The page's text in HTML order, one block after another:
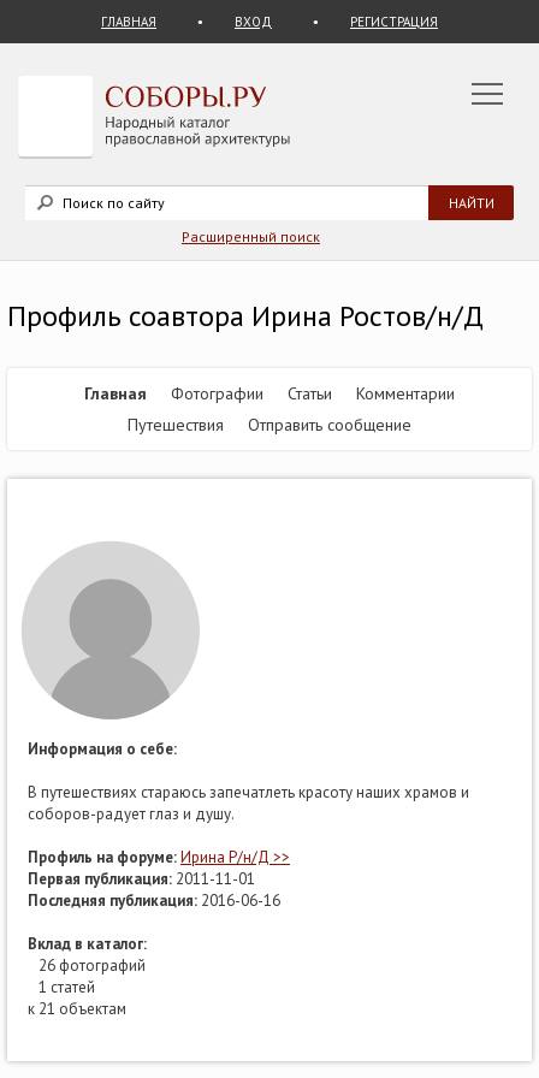
ГЛАВНАЯ ВХОД РЕГИСТРАЦИЯ
Расширенный поиск
Профиль соавтора Ирина Ростов/н/Д
Главная Фотографии Статьи
Комментарии
Путешествия
Отправить сообщение
Информация о себе:
В путешествиях стараюсь запечатлеть красоту наших храмов и
соборов-радует глаз и душу.
Профиль на форуме:Ирина Р/н/Д >>
Первая публикация: 2011-11-01
Последняя публикация: 2016-06-16
Вклад в каталог:
26 фотографий
1 статей
к 21 объектам